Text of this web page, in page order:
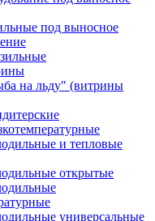
под выносное
на льду" (витрины
и тепловые
открытые
универсальные